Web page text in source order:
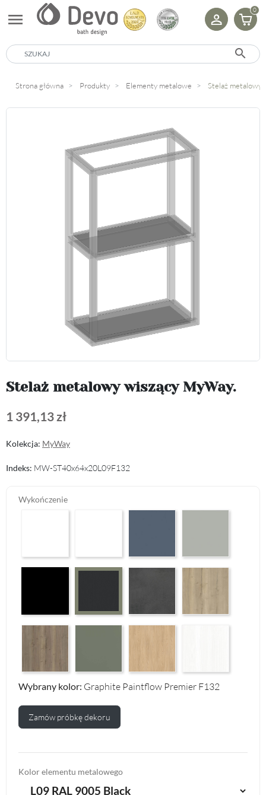
menu 0
search
Strona główna Produkty Elementy metalowe Stelaż metalowy
Stelaż metalowy wiszący MyWay.
1 391,13 zł
Kolekcja: MyWay
Indeks: MW-ST40x64x20L09F132
Wykończenie
Czarny Mat Orchidea Nera F56
Wybrany kolor: Graphite Paintflow Premier F132
Zamów próbkę dekoru
Kolor elementu metalowego